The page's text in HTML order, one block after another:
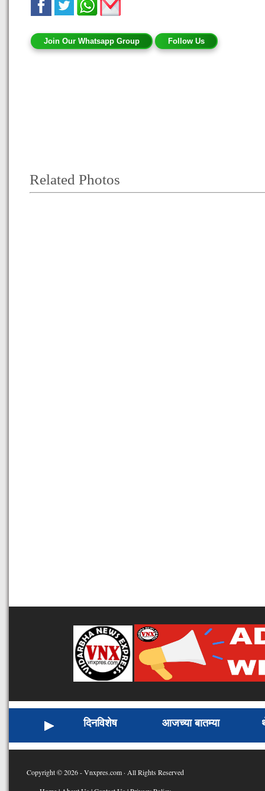
Join Our Whatsapp Group Follow Us
Related Photos
दिनविशेष आजच्या बातम्या
Copyright © 2026 - Vnxpres.com · All Rights Reserved